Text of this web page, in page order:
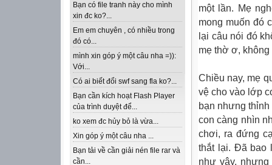
Bạn có file tranh này cho mình
xin đc ko?...
Em em chuyên , có nhiều trong
đó có...
mình xin góp ý một câu nha =)):
Với...
Có ai biết đổi swf sang fla ko?...
Bạn cần kích hoạt Flash Player
của trình duyệt để...
ko xem đc hủy bỏ là vừa...
Xin góp ý một câu nha ...
Bạn tải về cần giải nén file rar và
cần...
một lần. Mẹ
mong muốn đó
lại câu nói đó
mẹ thờ ơ, không
Chiều nay, mẹ
vệ cho vào lớp
bạn nhưng
con càng nhìn
chơi, ra đứng
thắt lại. Đã bao
như vậy,